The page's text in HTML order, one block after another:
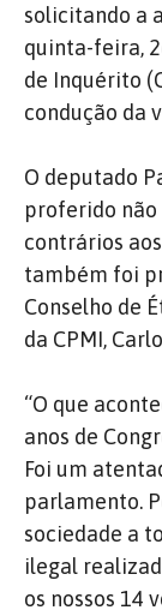
solicitando a
quinta-feira,
de Inquérito
condução da
O deputado
proferido
contrários
também foi
Conselho de
da CPMI,
“O que
anos de
Foi um
parlamento.
sociedade a
ilegal
os nossos 14